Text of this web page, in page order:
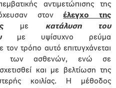
αντιμετώπισης της
στονέλεγχο της
με κατάλυση του
με υψίσυχνο ρεύμα
τρόπο αυτό επιτυγχάνεται
των ασθενών, ενώ σε
και με βελτίωση της
κοιλίας. Η μέθοδος